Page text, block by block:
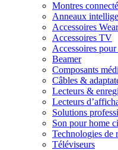
Montres
Anneaux
Accessoires
Accessoires TV
Accessoires
Beamer
Composants
Câbles &
Lecteurs &
Lecteurs
Solutions
Son pour home
Technologies
Téléviseurs